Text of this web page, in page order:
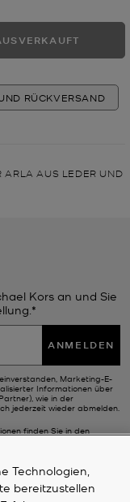
RÜCKVERSAND
ARLA AUS LEDER UND
Kors an und Sie
ANMELDEN
Marketing-E-
Informationen über
wie in der
jederzeit wieder abmelden.
finden Sie in den
Technologien,
bereitzustellen